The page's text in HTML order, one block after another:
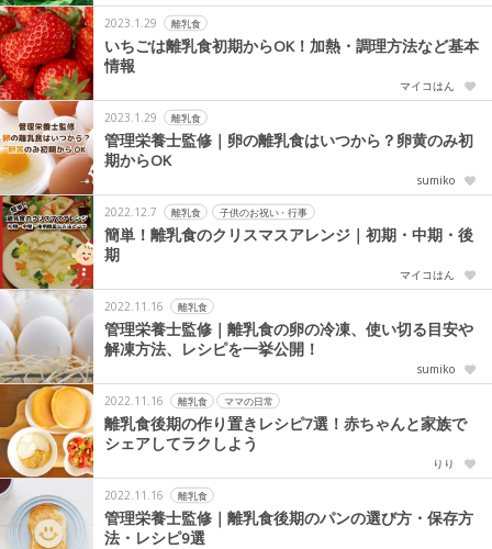
2023.1.29 離乳食
いちごは離乳食初期からOK！加熱・調理方法など基本
情報
マイコはん
2023.1.29 離乳食
管理栄養士監修｜卵の離乳食はいつから？卵黄のみ初
期からOK
sumiko
2022.12.7 離乳食 子供のお祝い・行事
簡単！離乳食のクリスマスアレンジ｜初期・中期・後
期
マイコはん
2022.11.16 離乳食
管理栄養士監修｜離乳食の卵の冷凍、使い切る目安や
解凍方法、レシピを一挙公開！
sumiko
2022.11.16 離乳食 ママの日常
離乳食後期の作り置きレシピ7選！赤ちゃんと家族で
シェアしてラクしよう
りり
2022.11.16 離乳食
管理栄養士監修｜離乳食後期のパンの選び方・保存方
法・レシピ9選